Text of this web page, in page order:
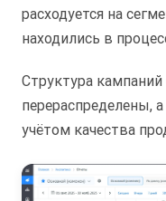
расходуется на
находились в
Структура
перераспределены,
учётом качества